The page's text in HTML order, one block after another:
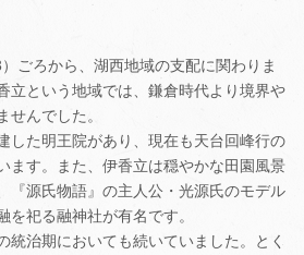
ごろから、湖西地域の支配に関わりま
立という地域では、鎌倉時代より境界や
せんでした。
した明王院があり、現在も天台回峰行の
ます。また、伊香立は穏やかな田園風景
『源氏物語』の主人公・光源氏のモデル
祀る融神社が有名です。
治期においても続いていました。とく